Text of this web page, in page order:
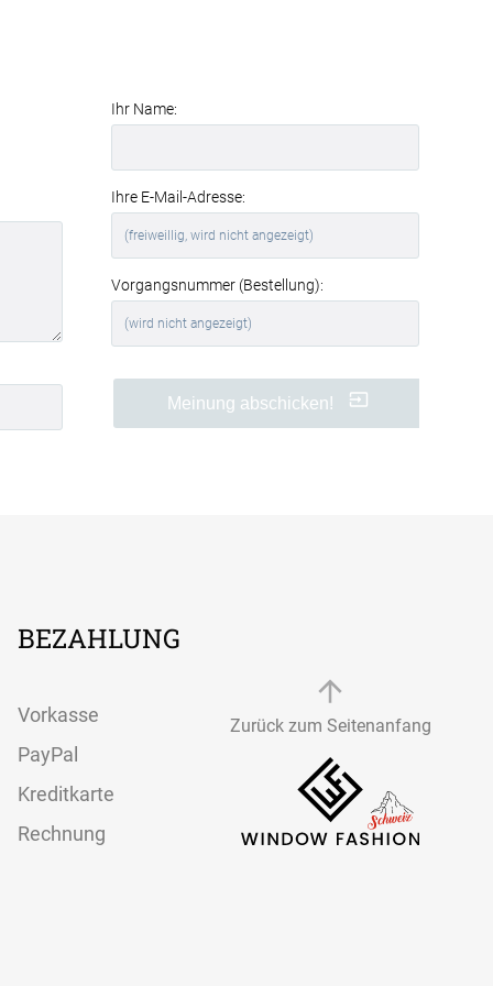
Ihr Name:
Ihre E-Mail-Adresse:
Vorgangsnummer (Bestellung):
Meinung abschicken!
BEZAHLUNG
Vorkasse
PayPal
Kreditkarte
Rechnung
Zurück zum Seitenanfang